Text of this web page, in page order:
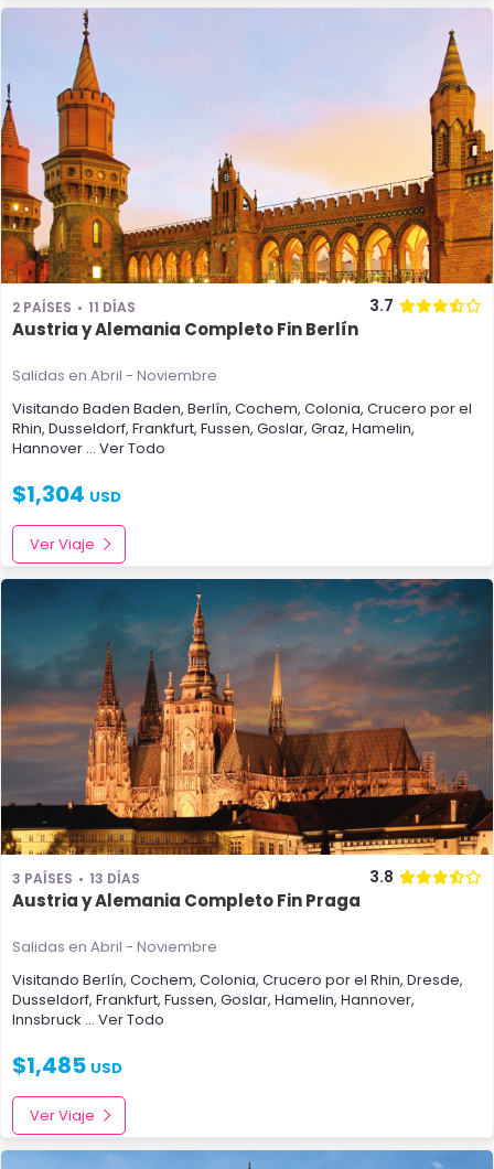
2 PAÍSES 11 DÍAS 3.7
Austria y Alemania Completo Fin Berlín
Salidas en Abril - Noviembre
Visitando Baden Baden, Berlín, Cochem, Colonia, Crucero por el
Rhin, Dusseldorf, Frankfurt, Fussen, Goslar, Graz, Hamelin,
Hannover ... Ver Todo
$1,304 USD
Ver Viaje
3 PAÍSES 13 DÍAS 3.8
Austria y Alemania Completo Fin Praga
Salidas en Abril - Noviembre
Visitando Berlín, Cochem, Colonia, Crucero por el Rhin, Dresde,
Dusseldorf, Frankfurt, Fussen, Goslar, Hamelin, Hannover,
Innsbruck ... Ver Todo
$1,485 USD
Ver Viaje